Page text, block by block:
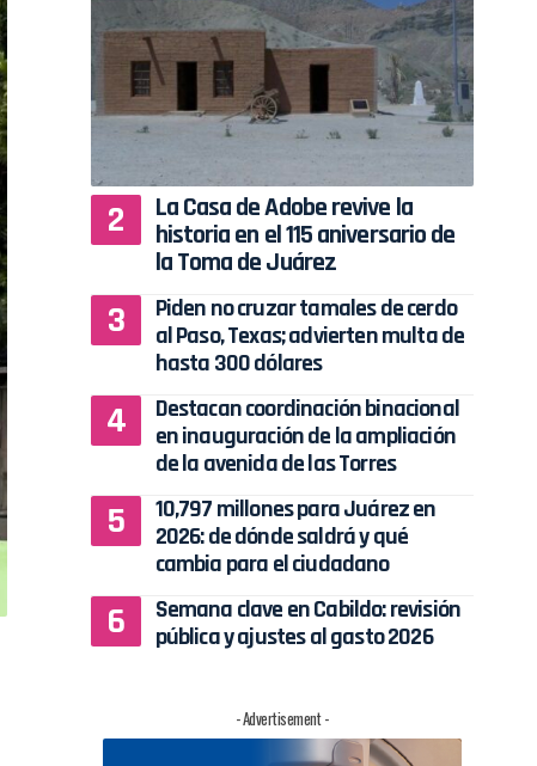
La Casa de Adobe revive la
historia en el 115 aniversario de
la Toma de Juárez
Piden no cruzar tamales de cerdo
al Paso, Texas; advierten multa de
hasta 300 dólares
Destacan coordinación binacional
en inauguración de la ampliación
de la avenida de las Torres
10,797 millones para Juárez en
2026: de dónde saldrá y qué
cambia para el ciudadano
Semana clave en Cabildo: revisión
pública y ajustes al gasto 2026
- Advertisement -